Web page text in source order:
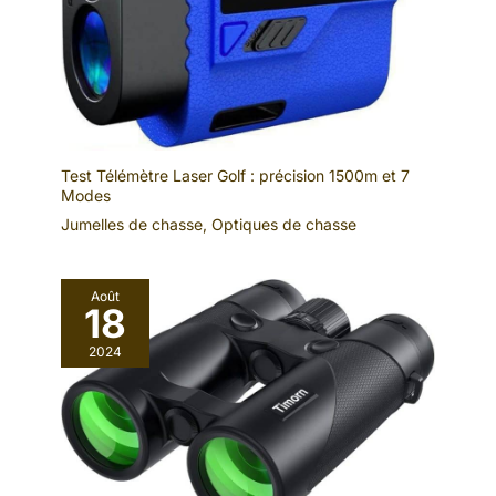
priorité ! Achetez en toute
tranquillité grâce à 1 an de
garantie contre les défauts,
retour facile sous 30 jours et
support technique à vie.
Accessoires manquants ou
endommagés ? Nous y
pensons. Où que vous soyez,
confiance - nous sommes là
incluse stocke jusqu'a 4 heures de video 4K. En vacances, en
safari ou en expedition, enregistrez chaque instant sans souci
de place. Le slot d'extension accepte les cartes micro SD
jusqu'a 128GB. Cadeau ideal pour un pere passionne de
nature, un mari aventurier ou un fils curieux, avec boite cadeau
elegante incluse. Equipe de support francophone disponible
sous 24h. Garantie satisfait ou rembourse.
Test Télémètre Laser Golf : précision 1500m et 7
Modes
Jumelles de chasse, Optiques de chasse
Août
18
2024